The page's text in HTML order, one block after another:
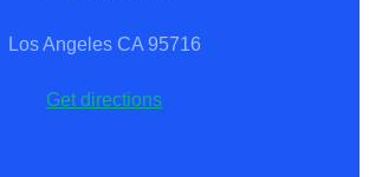
Los Angeles CA 95716
Get directions